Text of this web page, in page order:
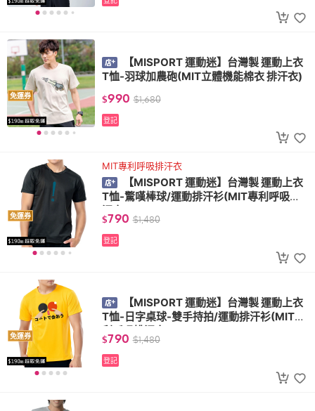
免運券
【MISPORT 運動迷】台灣製 運動上衣
T恤-羽球加農砲(MIT立體機能棉衣 排汗衣)
$990 $1,680
登記
免運券
MIT專利呼吸排汗衣
【MISPORT 運動迷】台灣製 運動上衣
T恤-驚嘆棒球/運動排汗衫(MIT專利呼吸排
$790 $1,480
登記
免運券
【MISPORT 運動迷】台灣製 運動上衣
T恤-日字桌球-雙手持拍/運動排汗衫(MIT專
$790 $1,480
登記